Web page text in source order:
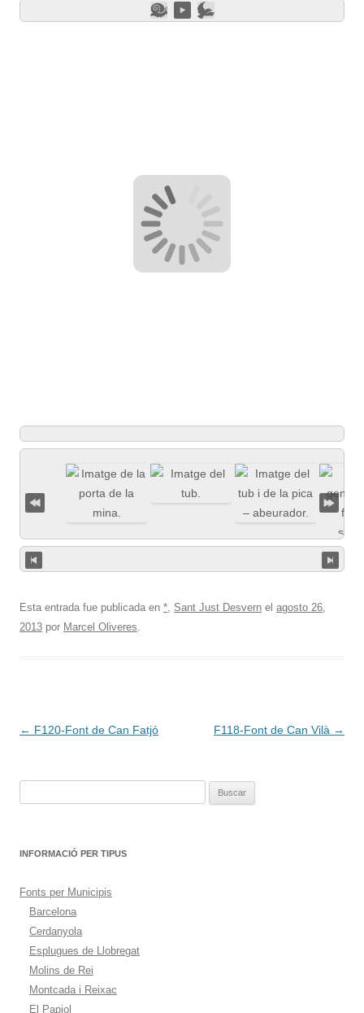
Esta entrada fue publicada en *, Sant Just Desvern el agosto 26,
2013 por Marcel Oliveres.
Navegación
← F120-Font de Can Fatjó F118-Font de Can Vilà →
INFORMACIÓ PER TIPUS
Fonts per Municipis
Barcelona
Cerdanyola
Esplugues de Llobregat
Molins de Rei
Montcada i Reixac
El Papiol